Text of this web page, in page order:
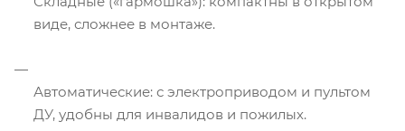
виде, сложнее в монтаже.
Автоматические: с электроприводом и пультом
ДУ, удобны для инвалидов и пожилых.